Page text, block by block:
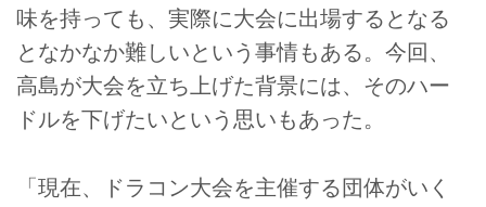
味を持っても、実際に大会に出場するとなる
となかなか難しいという事情もある。今回、
高島が大会を立ち上げた背景には、そのハー
ドルを下げたいという思いもあった。
「現在、ドラコン大会を主催する団体がいく